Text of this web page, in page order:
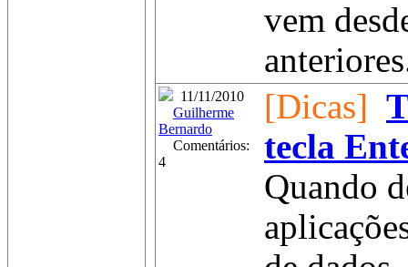
vem
11/11/2010
Guilherme
Bernardo
Comentários:
4
[Dicas]
tecla
Quando